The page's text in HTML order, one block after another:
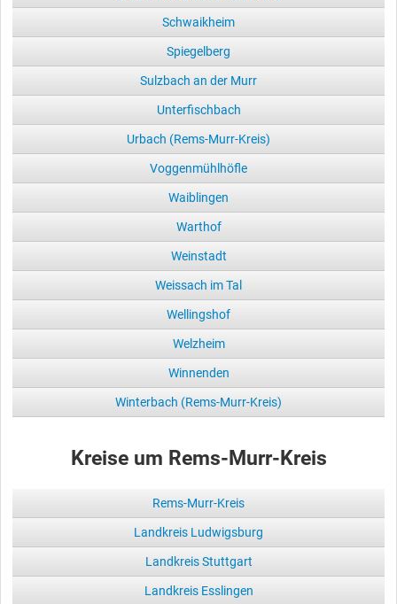
Schwaikheim
Spiegelberg
Sulzbach an der Murr
Unterfischbach
Urbach (Rems-Murr-Kreis)
Voggenmühlhöfle
Waiblingen
Warthof
Weinstadt
Weissach im Tal
Wellingshof
Welzheim
Winnenden
Winterbach (Rems-Murr-Kreis)
Kreise um Rems-Murr-Kreis
Rems-Murr-Kreis
Landkreis Ludwigsburg
Landkreis Stuttgart
Landkreis Esslingen